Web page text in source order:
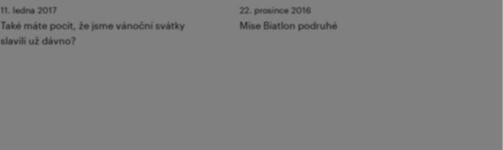
11. ledna 2017
Také máte pocit, že jsme vánoční svátky
slavili už dávno?
22. prosince 2016
Mise Biatlon podruhé